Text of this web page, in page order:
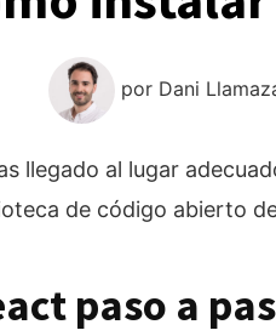
por Dani
llegado al lugar
de código abierto
paso a